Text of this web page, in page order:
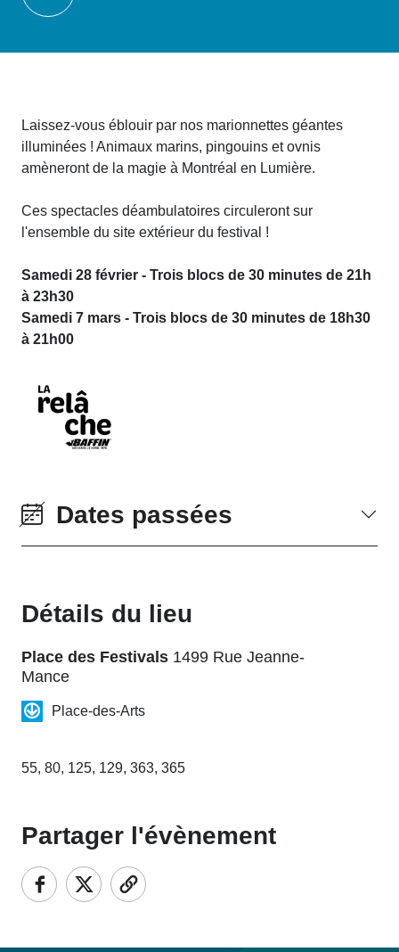
Laissez-vous éblouir par nos marionnettes géantes
illuminées ! Animaux marins, pingouins et ovnis
amèneront de la magie à Montréal en Lumière.
Ces spectacles déambulatoires circuleront sur
l'ensemble du site extérieur du festival !
Samedi 28 février - Trois blocs de 30 minutes de 21h
à 23h30
Samedi 7 mars - Trois blocs de 30 minutes de 18h30
à 21h00
Dates passées
Détails du lieu
Place des Festivals 1499 Rue Jeanne-
Mance
Place-des-Arts
55, 80, 125, 129, 363, 365
Partager l'évènement